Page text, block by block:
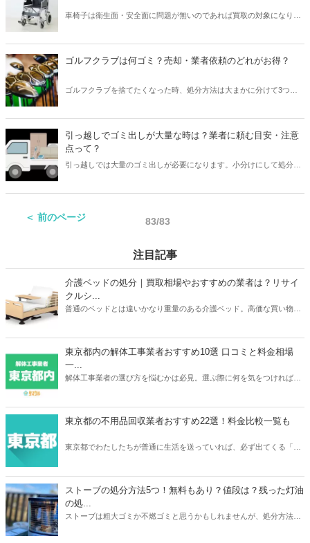
車椅子は衛生面・安全面に問題が無いのであれば買取の対象になりま
なかった時のための処分方法のまとめもありますよ。
ゴルフクラブは何ゴミ？売却・業者依頼のどれがお得？
ゴルフクラブを捨てたくなった時、処分方法は大まかに分けて3つ。
解説していきます。
引っ越しでゴミ出しが大量な時は？業者に頼む目安・注意
点って？
引っ越しでは大量のゴミ出しが必要になります。小分けにして処分し
解説しています。業者に頼む際には、費用・選び方も解説しているの
＜ 前のページ 83/83
注目記事
介護ベッドの処分｜買取相場やおすすめの業者は？リサイ
クルシ...
普通のベッドとは違いかなり重量のある介護ベッド。高価な買い物だ
相場や、おすすめの買取業者3つを紹介。リサイクルショップでの査
らいで売れるのか？確認してみてください。
東京都内の解体工事業者おすすめ10選 口コミと料金相場
一...
解体工事業者の選び方を悩むかは必見。選ぶ際に何を気をつければ良
で、しっかりと慎重に選べるよう準備しましょう。
東京都の不用品回収業者おすすめ22選！料金比較一覧も
東京都でわたしたちが普通に生活を送っていれば、必ず出てくる「不
を選ぶことで、不用品を便利でお得に処分をすることができますよ。
ストーブの処分方法5つ！無料もあり？値段は？残った灯油
の処...
ストーブは粗大ゴミか不燃ゴミと思うかもしれませんが、処分方法は